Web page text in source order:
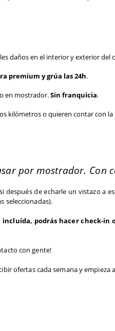
daños en el interior y exterior
premium y grúa las 24h.
en mostrador. Sin franquicia.
kilómetros o quieren contar con
por mostrador. Con
después de echarle un vistazo a
seleccionadas).
incluída, podrás hacer check-
con gente!
ofertas cada semana y empieza